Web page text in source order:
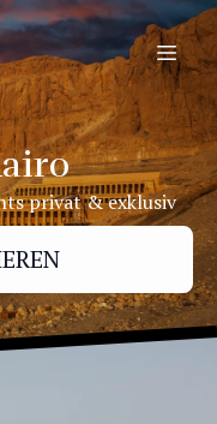
privat & exklusiv